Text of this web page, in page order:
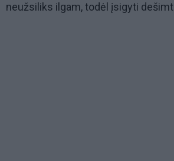
neužsiliks ilgam, todėl įsigyti